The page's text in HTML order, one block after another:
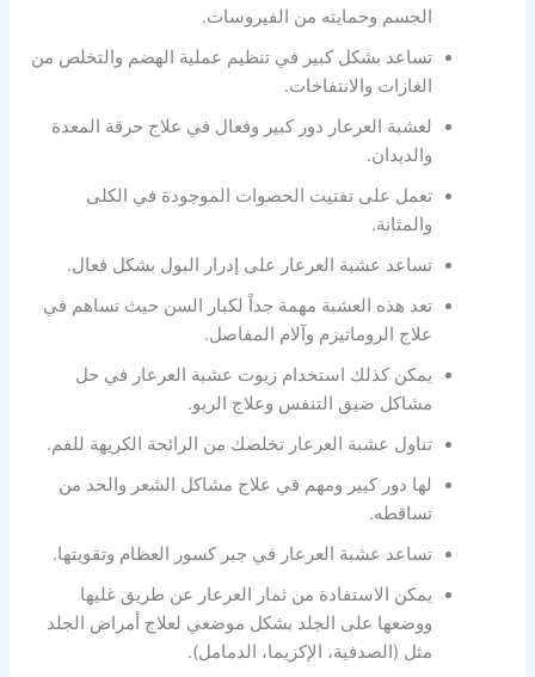
الجسم وحمايته من الفيروسات.
تساعد بشكل كبير في تنظيم عملية الهضم والتخلص من
الغازات والانتفاخات.
لعشبة العرعار دور كبير وفعال في علاج حرقة المعدة
والديدان.
تعمل على تفتيت الحصوات الموجودة في الكلى
والمثانة.
تساعد عشبة العرعار على إدرار البول بشكل فعال.
تعد هذه العشبة مهمة جداً لكبار السن حيث تساهم في
علاج الروماتيزم وآلام المفاصل.
يمكن كذلك استخدام زيوت عشبة العرعار في حل
مشاكل ضيق التنفس وعلاج الربو.
تناول عشبة العرعار تخلصك من الرائحة الكريهة للفم.
لها دور كبير ومهم في علاج مشاكل الشعر والحد من
تساقطه.
تساعد عشبة العرعار في جبر كسور العظام وتقويتها.
يمكن الاستفادة من ثمار العرعار عن طريق غليها
ووضعها على الجلد بشكل موضعي لعلاج أمراض الجلد
مثل (الصدفية، الإكزيما، الدمامل).